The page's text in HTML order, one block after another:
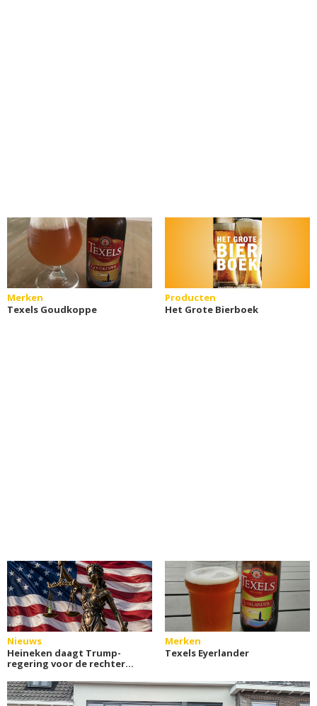
Merken
Texels Goudkoppe
Producten
Het Grote Bierboek
Nieuws
Heineken daagt Trump-
regering voor de rechter
Merken
Texels Eyerlander